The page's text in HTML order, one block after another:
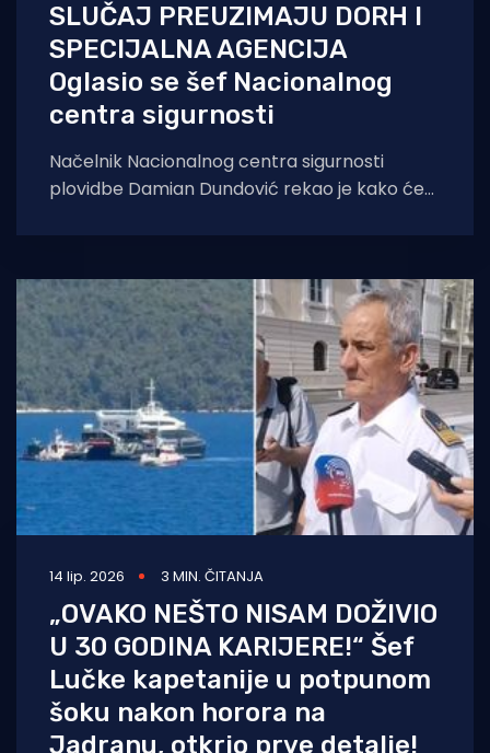
SLUČAJ PREUZIMAJU DORH I
SPECIJALNA AGENCIJA
Oglasio se šef Nacionalnog
centra sigurnosti
Načelnik Nacionalnog centra sigurnosti
plovidbe Damian Dundović rekao je kako će
nadležne institucije kroz službene
14 lip. 2026 3 MIN. ČITANJA
„OVAKO NEŠTO NISAM DOŽIVIO
U 30 GODINA KARIJERE!“ Šef
Lučke kapetanije u potpunom
šoku nakon horora na
Jadranu, otkrio prve detalje!